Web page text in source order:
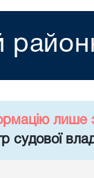
лише
судової